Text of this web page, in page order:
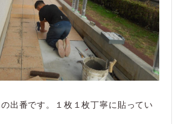
出番です。１枚１枚丁寧に貼ってい